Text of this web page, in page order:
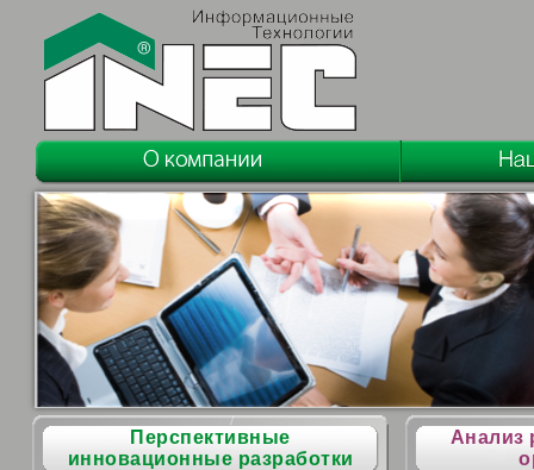
Перспективные
инновационные разработки
Анализ